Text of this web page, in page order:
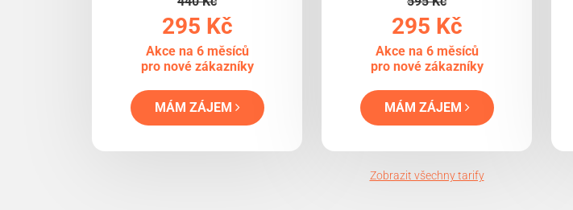
295 Kč
Akce na 6 měsíců
pro nové zákazníky
MÁM ZÁJEM
295 Kč
Akce na 6 měsíců
pro nové zákazníky
MÁM ZÁJEM
Zobrazit všechny tarify